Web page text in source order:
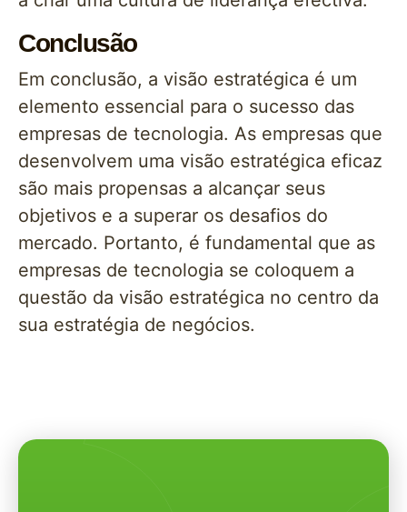
Conclusão
Em conclusão, a visão estratégica é um
elemento essencial para o sucesso das
empresas de tecnologia. As empresas que
desenvolvem uma visão estratégica eficaz
são mais propensas a alcançar seus
objetivos e a superar os desafios do
mercado. Portanto, é fundamental que as
empresas de tecnologia se coloquem a
questão da visão estratégica no centro da
sua estratégia de negócios.